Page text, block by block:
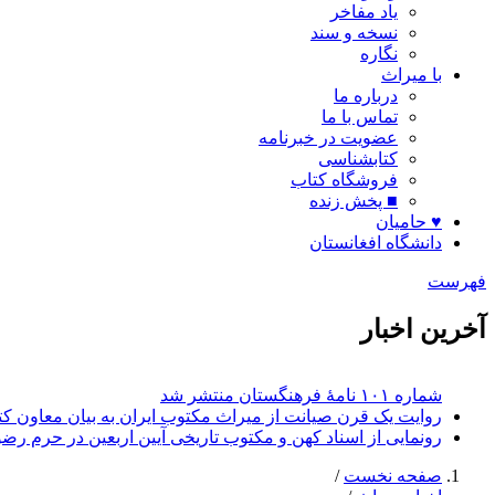
یاد مفاخر
نسخه و سند
نگاره
با میراث
درباره ما
تماس با ما
عضویت در خبرنامه
کتابشناسی
فروشگاه کتاب
■ پخش زنده
♥ حامیان
دانشگاه افغانستان
فهرست
آخرین اخبار
روایت یک قرن صیانت از میراث مکتوب ایران به بیان معاون
رونمایی از اسناد کهن و مکتوب تاریخی آیین اربعین در حرم
اخبار میراث /